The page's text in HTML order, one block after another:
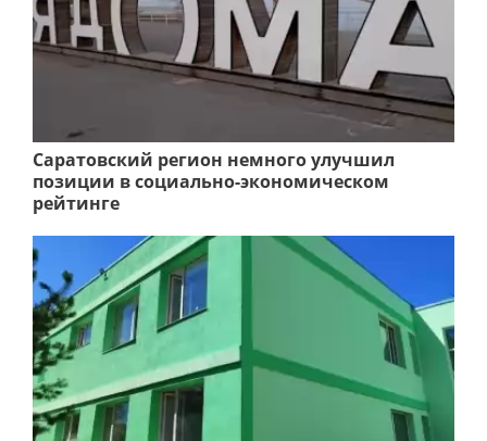
Саратовский регион немного улучшил
позиции в социально-экономическом
рейтинге